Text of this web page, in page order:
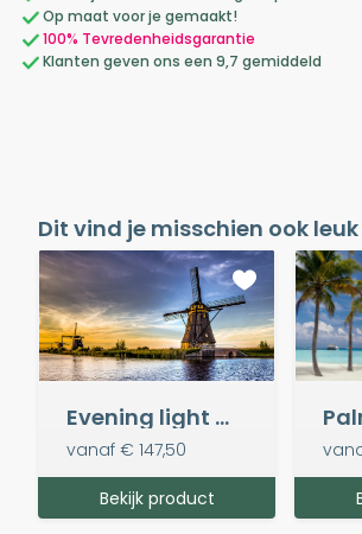
Op maat voor je gemaakt!
100% Tevredenheidsgarantie
Klanten geven ons een 9,7 gemiddeld
Dit vind je misschien ook leuk
Evening light @ Kinderdijk
vanaf € 147,50
Bekijk product